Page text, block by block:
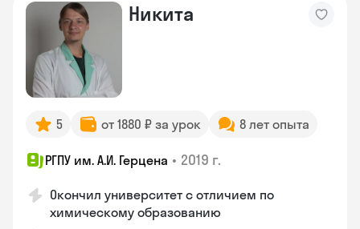
Никита
5 от 1880 ₽ за урок 8 лет опыта
РГПУ им. А.И. Герцена • 2019 г.
Окончил университет с отличием по
химическому образованию